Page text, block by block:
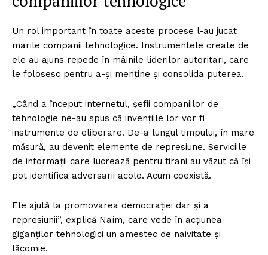
Un rol important în toate aceste procese l-au jucat
marile companii tehnologice. Instrumentele create de
ele au ajuns repede în mâinile liderilor autoritari, care
le folosesc pentru a-și menține și consolida puterea.
„Când a început internetul, șefii companiilor de
tehnologie ne-au spus că invențiile lor vor fi
instrumente de eliberare. De-a lungul timpului, în mare
măsură, au devenit elemente de represiune. Serviciile
de informații care lucrează pentru tirani au văzut că își
pot identifica adversarii acolo. Acum coexistă.
Ele ajută la promovarea democrației dar și a
represiunii”, explică Naím, care vede în acțiunea
giganților tehnologici un amestec de naivitate și
lăcomie.